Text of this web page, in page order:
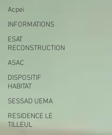
Acpei
INFORMATIONS
ESAT
RECONSTRUCTION
ASAC
DISPOSITIF
HABITAT
SESSAD UEMA
RESIDENCE LE
TILLEUL